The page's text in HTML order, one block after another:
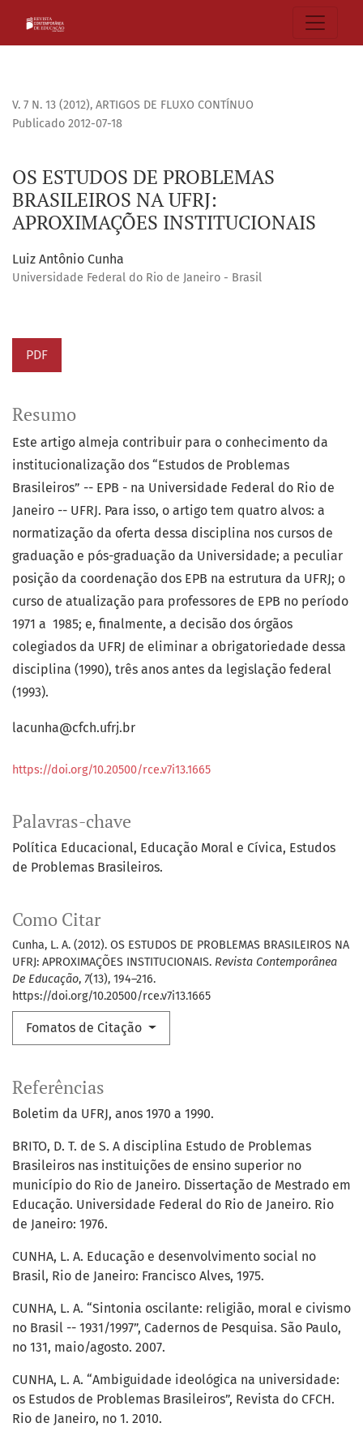
V. 7 N. 13 (2012), ARTIGOS DE FLUXO CONTÍNUO
OS ESTUDOS DE PROBLEMAS
BRASILEIROS NA UFRJ:
APROXIMAÇÕES INSTITUCIONAIS
Publicado 2012-07-18
Luiz Antônio Cunha
Universidade Federal do Rio de Janeiro - Brasil
PDF
Palavras-chave
Política Educacional Educação Moral e Cívica Estudos
de Problemas Brasileiros.
Como Citar
Cunha, L. A. (2012). OS ESTUDOS DE PROBLEMAS BRASILEIROS NA
UFRJ: APROXIMAÇÕES INSTITUCIONAIS. Revista Contemporânea
De Educação, 7(13), 194–216.
https://doi.org/10.20500/rce.v7i13.1665
Fomatos de Citação
Resumo
Este artigo almeja contribuir para o conhecimento da
institucionalização dos “Estudos de Problemas
Brasileiros” -- EPB - na Universidade Federal do Rio de
Janeiro -- UFRJ. Para isso, o artigo tem quatro alvos: a
normatização da oferta dessa disciplina nos cursos de
graduação e pós-graduação da Universidade; a peculiar
posição da coordenação dos EPB na estrutura da UFRJ; o
curso de atualização para professores de EPB no período
1971 a 1985; e, finalmente, a decisão dos órgãos
colegiados da UFRJ de eliminar a obrigatoriedade dessa
disciplina (1990), três anos antes da legislação federal
(1993).
lacunha@cfch.ufrj.br
https://doi.org/10.20500/rce.v7i13.1665
Referências
Boletim da UFRJ, anos 1970 a 1990.
BRITO, D. T. de S. A disciplina Estudo de Problemas
Brasileiros nas instituições de ensino superior no
município do Rio de Janeiro. Dissertação de Mestrado em
Educação. Universidade Federal do Rio de Janeiro. Rio
de Janeiro: 1976.
CUNHA, L. A. Educação e desenvolvimento social no
Brasil, Rio de Janeiro: Francisco Alves, 1975.
CUNHA, L. A. “Sintonia oscilante: religião, moral e civismo
no Brasil -- 1931/1997”, Cadernos de Pesquisa. São Paulo,
no 131, maio/agosto. 2007.
CUNHA, L. A. “Ambiguidade ideológica na universidade:
os Estudos de Problemas Brasileiros”, Revista do CFCH.
Rio de Janeiro, no 1. 2010.